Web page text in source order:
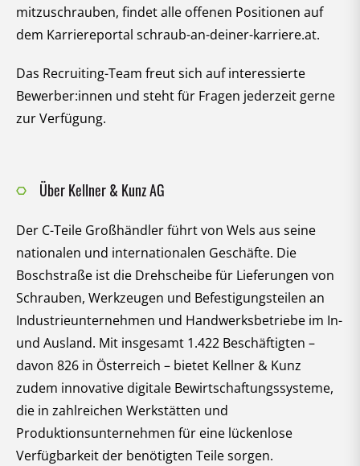
mitzuschrauben, findet alle offenen Positionen auf
dem Karriereportal schraub-an-deiner-karriere.at.
Das Recruiting-Team freut sich auf interessierte
Bewerber:innen und steht für Fragen jederzeit gerne
zur Verfügung.
Über Kellner & Kunz AG
Der C-Teile Großhändler führt von Wels aus seine
nationalen und internationalen Geschäfte. Die
Boschstraße ist die Drehscheibe für Lieferungen von
Schrauben, Werkzeugen und Befestigungsteilen an
Industrieunternehmen und Handwerksbetriebe im In-
und Ausland. Mit insgesamt 1.422 Beschäftigten –
davon 826 in Österreich – bietet Kellner & Kunz
zudem innovative digitale Bewirtschaftungssysteme,
die in zahlreichen Werkstätten und
Produktionsunternehmen für eine lückenlose
Verfügbarkeit der benötigten Teile sorgen.